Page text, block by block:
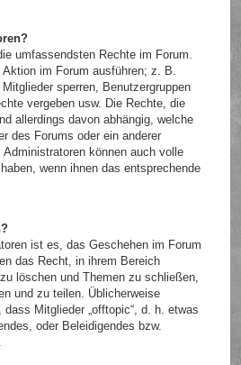
umfassendsten Rechte im Forum.
im Forum ausführen; z. B.
sperren, Benutzergruppen
vergeben usw. Die Rechte, die
allerdings davon abhängig, welche
des Forums oder ein anderer
können auch volle
wenn ihnen das entsprechende
ist es, das Geschehen im Forum
das Recht, in ihrem Bereich
löschen und Themen zu schließen,
und zu teilen. Üblicherweise
dass Mitglieder „offtopic“, d. h. etwas
oder Beleidigendes bzw.